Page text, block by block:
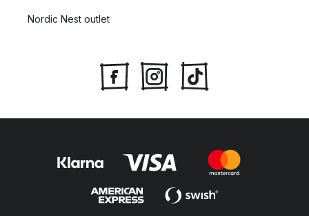
Nordic Nest outlet